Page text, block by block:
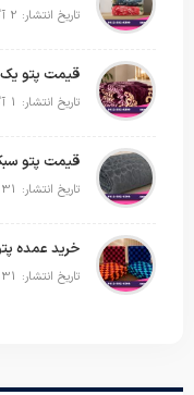
تاریخ انتشار: 2 آگوست 2026
تاریخ انتشار: 1 آگوست 2026
تاریخ انتشار: 31 جولای 2026
تاریخ انتشار: 31 جولای 2026